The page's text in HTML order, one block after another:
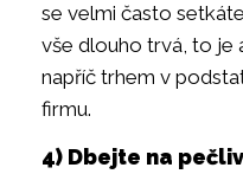
se velmi často
vše dlouho trvá, to je
napříč trhem v
firmu.
4) Dbejte na